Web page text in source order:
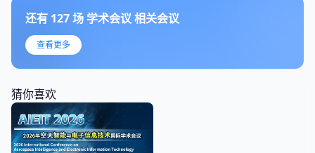
还有 127场 学术会议 相关会议
查看更多
猜你喜欢